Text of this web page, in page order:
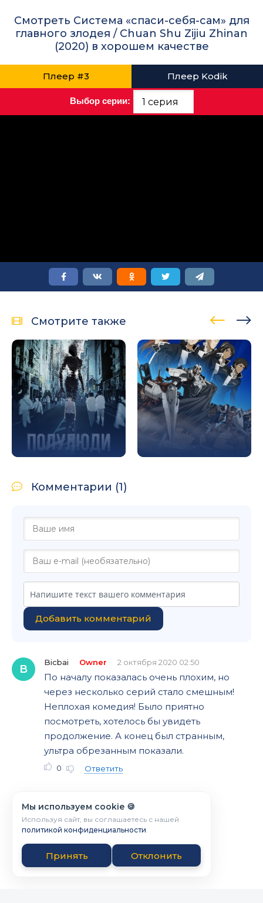
Смотреть Система «спаси-себя-сам» для
главного злодея / Chuan Shu Zijiu Zhinan
(2020) в хорошем качестве
Плеер #3 Плеер Kodik
Выбор серии:
Смотрите также
Комментарии (1)
Добавить комментарий
B
Bicbai Owner 2 октября 2020 02:50
По началу показалась очень плохим, но
через несколько серий стало смешным!
Неплохая комедия! Было приятно
посмотреть, хотелось бы увидеть
продолжение. А конец был странным,
ультра обрезанным показали.
0 Ответить
Мы используем cookie 🍪
Используя сайт, вы соглашаетесь с нашей
политикой конфиденциальности.
Принять Отклонить